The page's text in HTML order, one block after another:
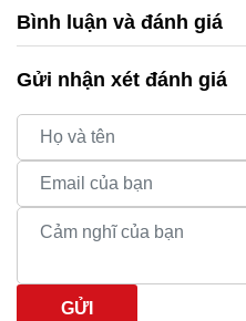
Bình luận và đánh giá
Gửi nhận xét đánh giá
GỬI